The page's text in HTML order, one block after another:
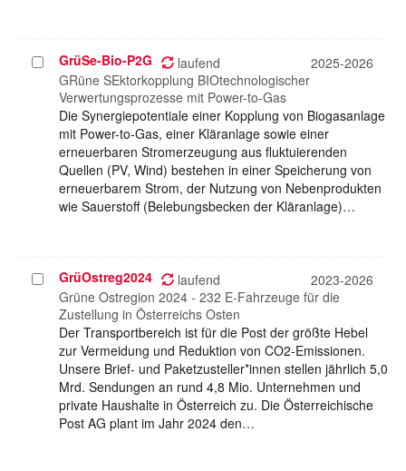
Projekt
auswählen
GrüSe-Bio-P2G laufend
2025-2026
GRüne SEktorkopplung BIOtechnologischer
Verwertungsprozesse mit Power-to-Gas
Die Synergiepotentiale einer Kopplung von Biogasanlage
mit Power-to-Gas, einer Kläranlage sowie einer
erneuerbaren Stromerzeugung aus fluktuierenden
Quellen (PV, Wind) bestehen in einer Speicherung von
erneuerbarem Strom, der Nutzung von Nebenprodukten
wie Sauerstoff (Belebungsbecken der Kläranlage)…
Projekt
auswählen
GrüOstreg2024 laufend
2023-2026
Grüne Ostregion 2024 - 232 E-Fahrzeuge für die
Zustellung in Österreichs Osten
Der Transportbereich ist für die Post der größte Hebel
zur Vermeidung und Reduktion von CO2-Emissionen.
Unsere Brief- und Paketzusteller*innen stellen jährlich 5,0
Mrd. Sendungen an rund 4,8 Mio. Unternehmen und
private Haushalte in Österreich zu. Die Österreichische
Post AG plant im Jahr 2024 den…